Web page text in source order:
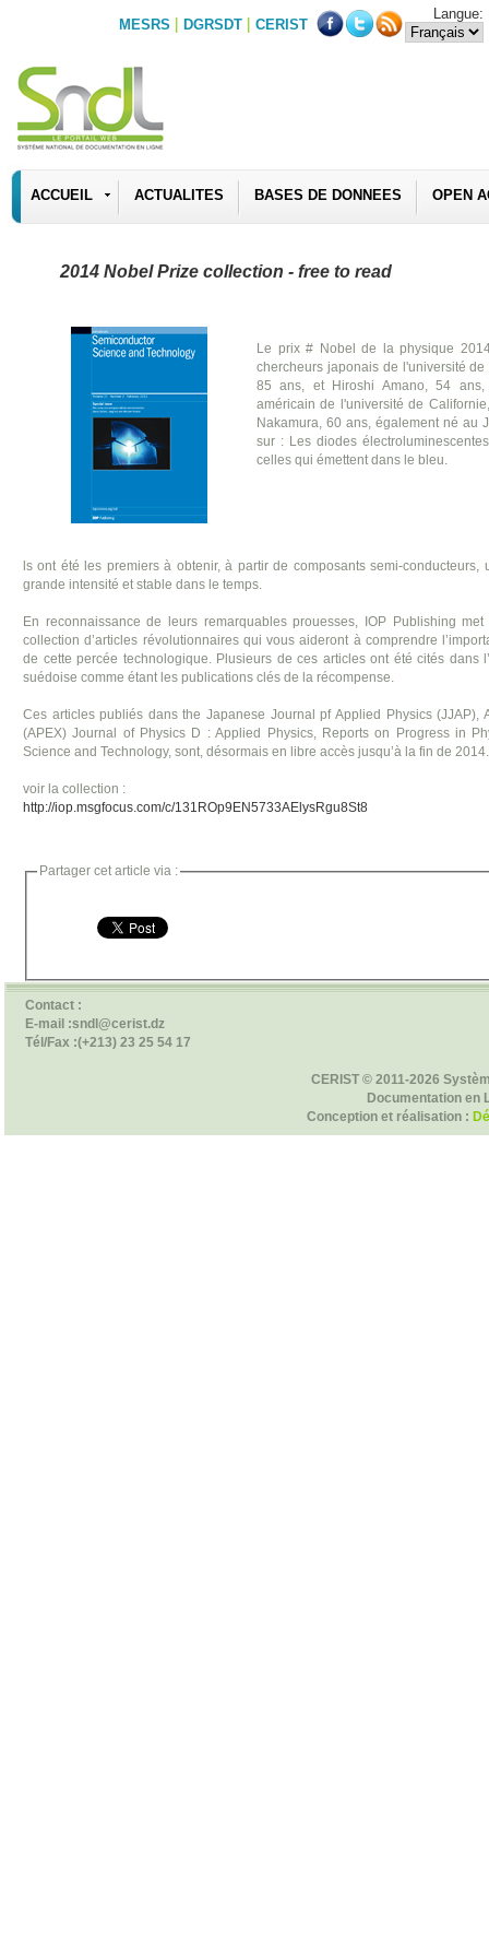
MESRS | DGRSDT | CERIST
Langue:
ACCUEIL ACTUALITES BASES DE DONNEES OPEN
2014 Nobel Prize collection - free to read
Le prix # Nobel de la physique
chercheurs japonais de l'université de
85 ans, et Hiroshi Amano, 54 ans,
américain de l'université de
Nakamura, 60 ans, également né au
sur : Les diodes
celles qui émettent dans le bleu.
ls ont été les premiers à obtenir, à partir de composants semi-conducteurs,
grande intensité et stable dans le temps.
En reconnaissance de leurs remarquables prouesses, IOP Publishing
collection d’articles révolutionnaires qui vous aideront à comprendre
de cette percée technologique. Plusieurs de ces articles ont été cités dans
suédoise comme étant les publications clés de la récompense.
Ces articles publiés dans the Japanese Journal pf Applied Physics (JJAP),
(APEX) Journal of Physics D : Applied Physics, Reports on Progress in
Science and Technology, sont, désormais en libre accès jusqu’à la fin de 2014.
voir la collection :
http://iop.msgfocus.com/c/131ROp9EN5733AElysRgu8St8
Partager cet article via :
Contact :
E-mail :sndl@cerist.dz
Tél/Fax :(+213) 23 25 54 17
CERIST © 2011-2026
Documentation en
Conception et réalisation :